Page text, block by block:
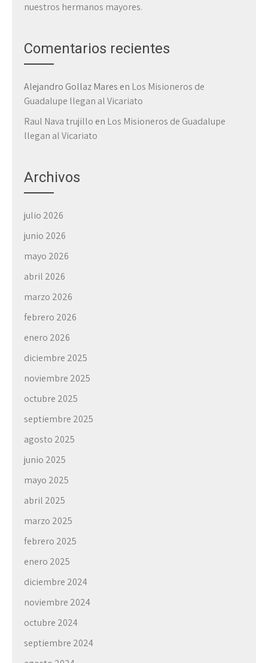
nuestros hermanos mayores.
Comentarios recientes
Alejandro Gollaz Mares en Los Misioneros de
Guadalupe llegan al Vicariato
Raul Nava trujillo en Los Misioneros de Guadalupe
llegan al Vicariato
Archivos
julio 2026
junio 2026
mayo 2026
abril 2026
marzo 2026
febrero 2026
enero 2026
diciembre 2025
noviembre 2025
octubre 2025
septiembre 2025
agosto 2025
junio 2025
mayo 2025
abril 2025
marzo 2025
febrero 2025
enero 2025
diciembre 2024
noviembre 2024
octubre 2024
septiembre 2024